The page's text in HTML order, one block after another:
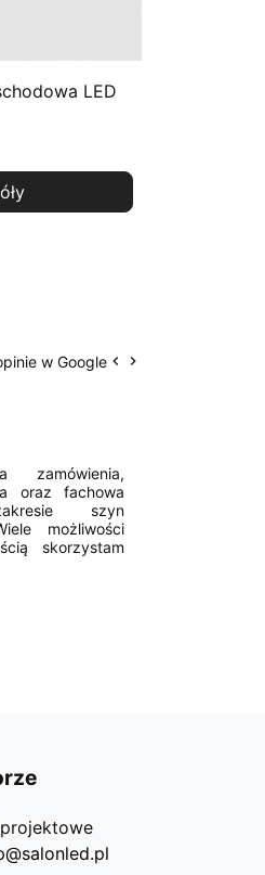
LED
w Google Poprzedni
keyboard_arrow_left Następny
keyboard_arrow_right
zamówienia,
oraz fachowa
szyn
możliwości
skorzystam